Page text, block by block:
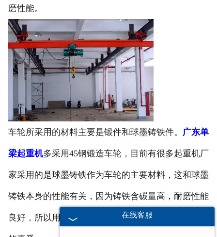
磨性能。
车轮所采用的材料主要是锻件和球墨铸铁件。 广东单
梁起重机多采用45钢锻造车轮，目前有很多起重机厂
家采用的是球墨铸铁作为车轮的主要材料，这和球墨
铸铁本身的性能有关，因为铸铁含碳量高，耐磨性能
良好，所以用此材料制成的车轮组越来越受到消费者
在线客服